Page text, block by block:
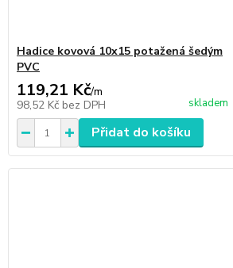
Hadice kovová 10x15 potažená šedým
PVC
119,21 Kč/m
98,52 Kč bez DPH skladem
Přidat do košíku